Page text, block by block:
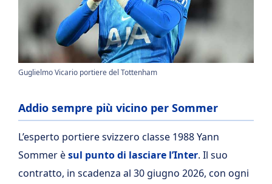
Guglielmo Vicario portiere del Tottenham
Addio sempre più vicino per Sommer
L’esperto portiere svizzero classe 1988 Yann
Sommer èsul punto di lasciare l’Inter. Il suo
contratto, in scadenza al 30 giugno 2026, con ogni